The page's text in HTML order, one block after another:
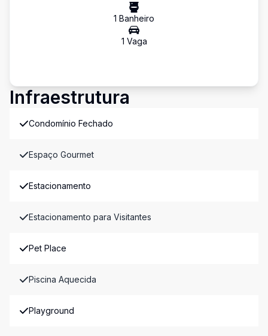
1 Banheiro
1 Vaga
Infraestrutura
Condomínio Fechado
Espaço Gourmet
Estacionamento
Estacionamento para Visitantes
Pet Place
Piscina Aquecida
Playground